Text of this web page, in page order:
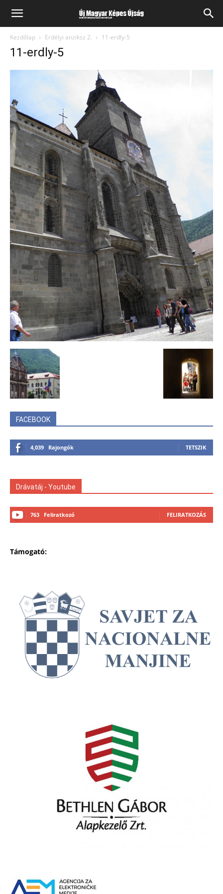
Kezdőlap Erdélyi anziksz 2. 11-erdly-5
11-erdly-5
FACEBOOK
4,039 Rajongók TETSZIK
Drávatáj - Youtube
763 Feliratkozó FELIRATKOZÁS
Támogató: